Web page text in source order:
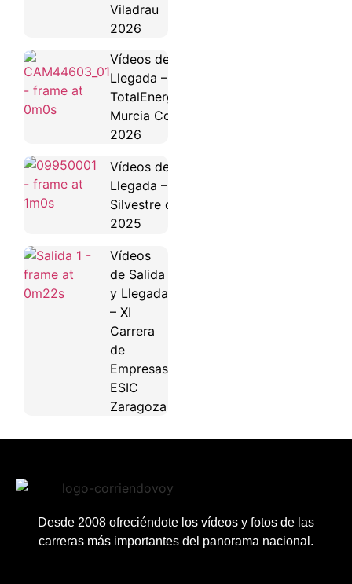
Viladrau
2026
Vídeos de Salida y
Llegada –
TotalEnergies Maratón
Murcia Costa Cálida
2026
Vídeos de Salida y
Llegada – San
Silvestre de Alcobendas
2025
Vídeos
de Salida
y Llegada
– XI
Carrera
de
Empresas
ESIC
Zaragoza
Desde 2008 ofreciéndote los vídeos y fotos de las
carreras más importantes del panorama nacional.